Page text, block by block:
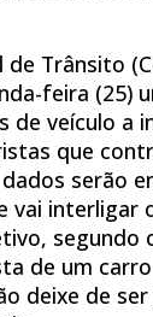
de Trânsito
feira (25)
de veículo a
que
serão
vai interligar
segundo
de um
deixe de